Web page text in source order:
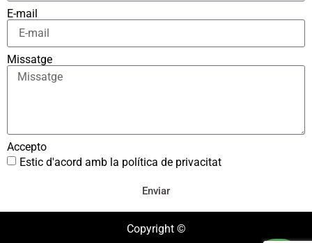
E-mail
Missatge
Accepto
Estic d'acord amb la política de privacitat
Enviar
Copyright ©